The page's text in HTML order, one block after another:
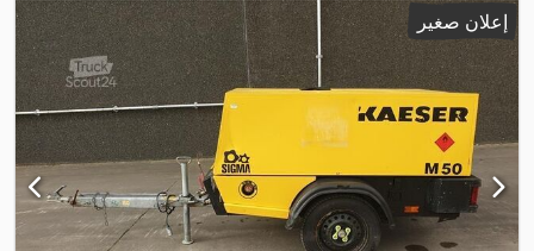
إعلان صغير